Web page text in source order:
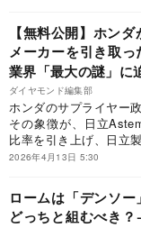
の取材から、三菱電
想」の輪郭も浮かび上
る、水面下の主導権争
【無料公開】ホン
メーカーを引き取
業界「最大の謎」に
ダイヤモンド編集部
ホンダのサプライヤー
その象徴が、日立
比率を引き上げ、日立
したことだ。アステモ
ンダの足かせになりか
2026年4月13日 5:30
ロームは「デンソ
どっちと組むべき